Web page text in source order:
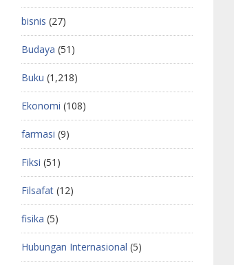
bisnis (27)
Budaya (51)
Buku (1,218)
Ekonomi (108)
farmasi (9)
Fiksi (51)
Filsafat (12)
fisika (5)
Hubungan Internasional (5)